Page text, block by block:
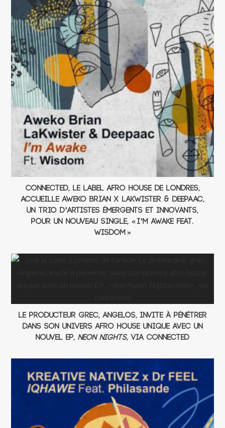
connected, le label Afro House de Londres,
accueille Aweko Brian x LaKwister & Deepaac,
un trio d’artistes émergents et innovants,
pour un nouveau single, « I’m Awake Feat.
Wisdom »
Le producteur grec, Angelos, invite à pénétrer
dans son univers afro house unique avec un
nouvel EP, Neon Nights, via connected